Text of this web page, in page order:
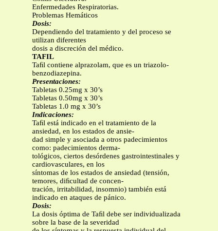
Enfermedades Respiratorias.
Problemas Hemáticos
Dosis:
Dependiendo del tratamiento y del proceso se
utilizan diferentes
dosis a discreción del médico.
TAFIL
Taﬁl contiene alprazolam, que es un triazolo-
benzodiazepina.
Presentaciones:
Tabletas 0.25mg x 30’s
Tabletas 0.50mg x 30’s
Tabletas 1.0 mg x 30’s
Indicaciones:
Taﬁl está indicado en el tratamiento de la
ansiedad, en los estados de ansie-
dad simple y asociada a otros padecimientos
como: padecimientos derma-
tológicos, ciertos desórdenes gastrointestinales y
cardiovasculares, en los
síntomas de los estados de ansiedad (tensión,
temores, diﬁcultad de concen-
tración, irritabilidad, insomnio) también está
indicado en ataques de pánico.
Dosis:
La dosis óptima de Taﬁl debe ser individualizada
sobre la base de la severidad